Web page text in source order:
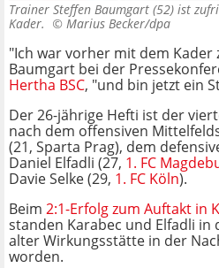
Trainer Steffen Baumgart (52) ist
Kader. © Marius Becker/dpa
"Ich war vorher mit dem Kader
Baumgart bei der
Hertha BSC, "und bin jetzt ein
Der 26-jährige Hefti ist der
nach dem offensiven
(21, Sparta Prag), dem
Daniel Elfadli (27, 1. FC
Davie Selke (29, 1. FC Köln).
Beim 2:1-Erfolg zum Auftakt in
standen Karabec und Elfadli in
alter Wirkungsstätte in der
worden.